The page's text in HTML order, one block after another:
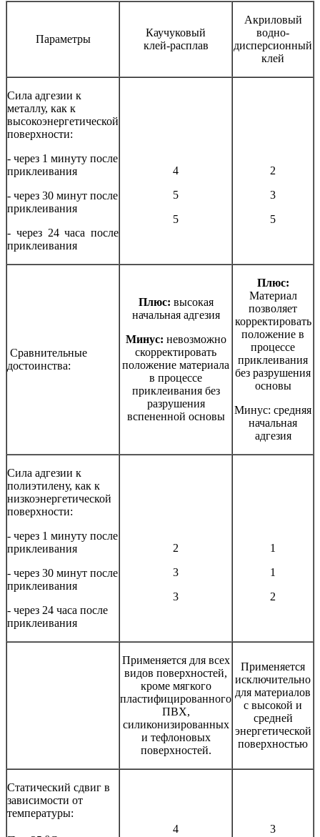
Параметры
Каучуковый
клей-расплав
Акриловый
водно-
дисперсионный
клей
Сила адгезии к
металлу, как к
высокоэнергетической
поверхности:
- через 1 минуту после
приклеивания
- через 30 минут после
приклеивания
- через 24 часа после
приклеивания
4
5
5
2
3
5
Сравнительные
достоинства:
Плюс: высокая
начальная адгезия
Минус: невозможно
скорректировать
положение материала
в процессе
приклеивания без
разрушения
вспененной основы
Плюс:
Материал
позволяет
корректировать
положение в
процессе
приклеивания
без разрушения
основы
Минус: средняя
начальная
адгезия
Сила адгезии к
полиэтилену, как к
низкоэнергетической
поверхности:
- через 1 минуту после
приклеивания
- через 30 минут после
приклеивания
- через 24 часа после
приклеивания
2
3
3
1
1
2
Применяется для всех
видов поверхностей,
кроме мягкого
пластифицированного
ПВХ,
силиконизированных
и тефлоновых
поверхностей.
Применяется
исключительно
для материалов
с высокой и
средней
энергетической
поверхностью
Статический сдвиг в
зависимости от
температуры:
4 3